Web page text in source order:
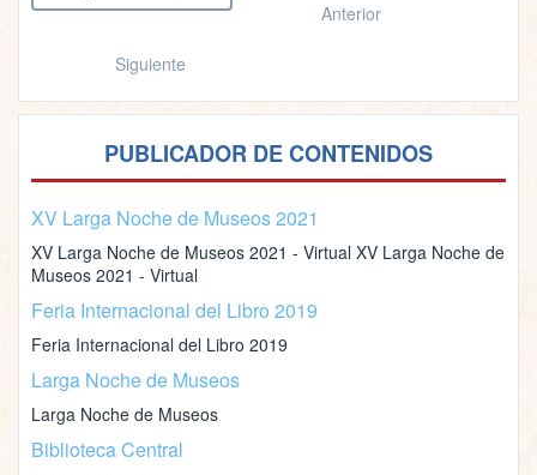
Anterior
Siguiente
PUBLICADOR DE CONTENIDOS
XV Larga Noche de Museos 2021
XV Larga Noche de Museos 2021 - Virtual XV Larga Noche de
Museos 2021 - Virtual
Feria Internacional del Libro 2019
Feria Internacional del Libro 2019
Larga Noche de Museos
Larga Noche de Museos
Biblioteca Central